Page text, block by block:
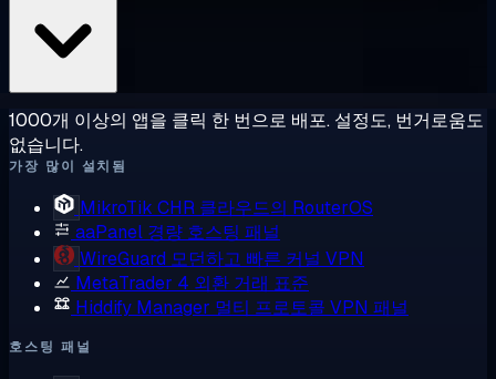
1000개 이상의 앱을 클릭 한 번으로 배포. 설정도, 번거로움도
없습니다.
가장 많이 설치됨
MikroTik CHR 클라우드의 RouterOS
aaPanel 경량 호스팅 패널
WireGuard 모던하고 빠른 커널 VPN
MetaTrader 4 외환 거래 표준
Hiddify Manager 멀티 프로토콜 VPN 패널
호스팅 패널